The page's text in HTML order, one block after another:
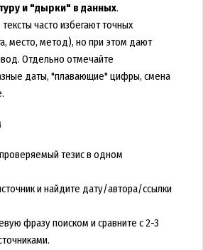
и "дырки" в данных.
часто избегают точных
место, метод), но при этом дают
Отдельно отмечайте
даты, "плавающие" цифры, смена
тезис в одном
и найдите дату/автора/ссылки
фразу поиском и сравните с 2-3